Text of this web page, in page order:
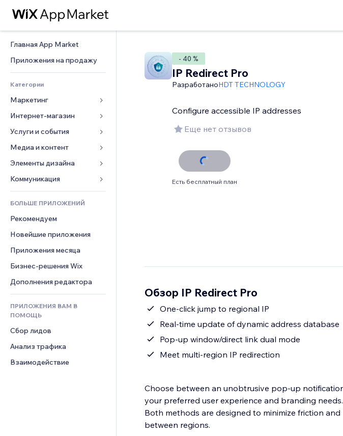
Главная App Market
Приложения на продажу
Категории
Маркетинг
Реклама
Моб. версия
Веб-аналитика
Списки сайтов
Эл. почта
Интернет-магазин
Приложения для магазинов
Доставка
Кнопки продаж
Бухгалтерский учет
Купоны и лояльность
Складские услуги
Еда и напитки
Услуги и события
Отели
События
Рестораны
Недвижимость
Онлайн-запись
Медиа и контент
Галерея
Музыка
Подкасты
Фотография
Видео
PDF
Обмен файлами
Новости
Элементы дизайна
Карты и навигация
Конфиденциальность и
безопасность
Часы
Баннеры и значки
Калькуляторы
Погода
Графики и таблицы
Формы
Опросы
Чат
Комментарии
Телефон
Сообщество
Отзывы и комментарии
Управление отношениями с
клиентом (CRM)
БОЛЬШЕ ПРИЛОЖЕНИЙ
Рекомендуем
Новейшие приложения
Приложения месяца
Бизнес-решения Wix
Дополнения редактора
ПРИЛОЖЕНИЯ ВАМ В
ПОМОЩЬ
Сбор лидов
Анализ трафика
Взаимодействие
- 40 %
IP Redirect Pro
РазработаноHDT TECHNOLOGY
Configure accessible IP addresses
Еще нет отзывов
Есть бесплатный план
Обзор IP Redirect Pro
One-click jump to regional IP
Real-time update of dynamic address database
Pop-up window/direct link dual mode
Meet multi-region IP redirection
Choose between an unobtrusive pop-up
your preferred user experience and branding needs.
Both methods are designed to minimize friction
between regions.